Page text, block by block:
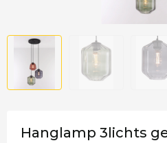
Hanglamp 3lichts